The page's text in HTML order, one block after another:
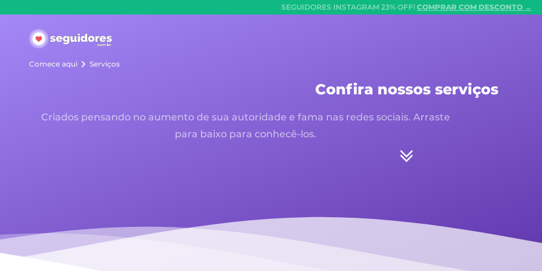
SEGUIDORES INSTAGRAM 23% OFF! COMPRAR COM DESCONTO →
Seguidores.com.br
Comece aqui Serviços
Confira nossos serviços
Criados pensando no aumento de sua autoridade e fama nas redes sociais. Arraste
para baixo para conhecê-los.